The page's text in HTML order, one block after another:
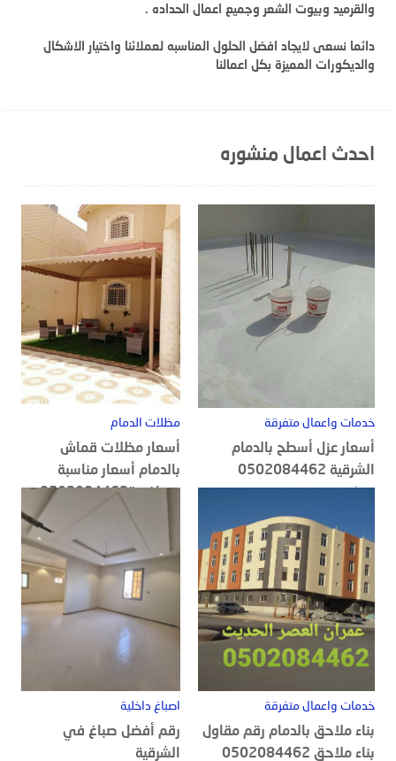
والقرميد وبيوت الشعر وجميع اعمال الحداده .
دائما نسعى لايجاد افضل الحلول المناسبه لعملائنا واختيار الاشكال
والديكورات المميزة بكل اعمالنا
احدث اعمال منشوره
خدمات واعمال متفرقة
أسعار عزل أسطح بالدمام
الشرقية 0502084462
مظلات الدمام
أسعار مظلات قماش
بالدمام أسعار مناسبة
ومنافسة0502084462
خدمات واعمال متفرقة
بناء ملاحق بالدمام رقم مقاول
بناء ملاحق 0502084462
اصباغ داخلية
رقم أفضل صباغ في
الشرقية